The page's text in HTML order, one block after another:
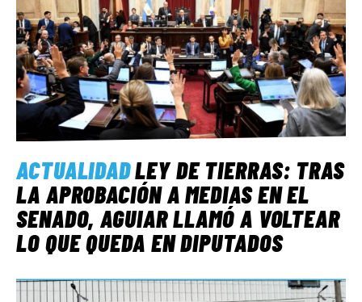
ACTUALIDADLEY DE TIERRAS: TRAS
LA APROBACIÓN A MEDIAS EN EL
SENADO, AGUIAR LLAMÓ A VOLTEAR
LO QUE QUEDA EN DIPUTADOS